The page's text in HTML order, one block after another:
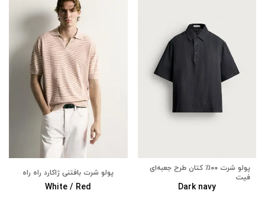
پولو شرت ۱۰۰٪ کتان طرح جعبه‌ای
فیت
Dark navy
پولو شرت بافتنی ژاکارد راه راه
White / Red